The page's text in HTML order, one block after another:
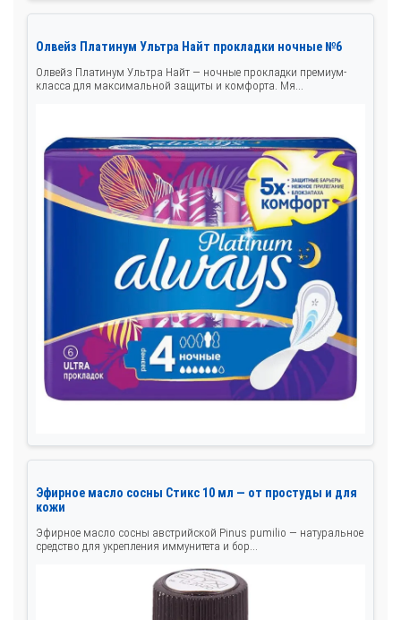
Олвейз Платинум Ультра Найт прокладки ночные №6
Олвейз Платинум Ультра Найт — ночные прокладки премиум-
класса для максимальной защиты и комфорта. Мя...
Эфирное масло сосны Стикс 10 мл — от простуды и для
кожи
Эфирное масло сосны австрийской Pinus pumilio — натуральное
средство для укрепления иммунитета и бор...